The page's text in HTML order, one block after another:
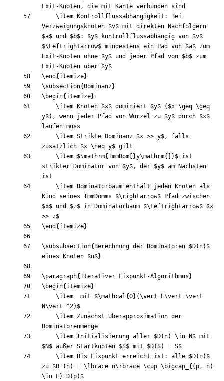
\item Kontrollflussabhängigkeit: Bei
Verzweigungsknoten $v$
$a$ und $b$: $y$ kontrollflussabhängig von $v$
$\Leftrightarrow$ mindestens ein Pad von $a$ zum
Exit-Knoten ohne $y$ und jeder Pfad von $b$ zum
Exit-Knoten über $y$
\end { itemize}
\subsection{ Dominanz}
\begin{ itemize}
\item Knoten $x$ dominiert $y$ ( $x \geq \geq
y$), wenn jeder Pfad von Wurzel zu $y$ durch $x$
\item Strikte Dominanz $x >> y$, falls
zusätzlich $x \neq y$
\item $\mathrm{ ImmDom }y\mathrm{ }$ ist
strikter Dominator von $y$, der $y$ am Nächsten
\item Dominatorbaum enthält jeden Knoten als
Kind seines ImmDomms $\rightarrow$
$x$ und $z$ in Dominatorbaum $\Leftrightarrow$ $x
>> z$
\end { itemize}
\subsubsection{ Berechnung der Dominatoren $D( n) $
eines Knoten $n$}
\paragraph{ Iterativer Fixpunkt-Algorithmus }
\begin{ itemize}
\item
  mit
$\mathcal{O} (\vert E\vert \vert
N\vert ^2) $
\item Zunächst Überapproximation der
\item Initialisierung aller $D( n) \in N$
$N$ außer Startknoten $S$ mit $D(S) = S$
\item Bis Fixpunkt erreicht ist: alle $D( n) $
zu $D' ( n) = \lbrace n\rbrace \cup \bigcap { ( p, n)
\in E} D( p) $